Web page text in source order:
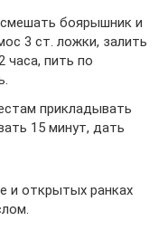
боярышник и
3 ст. ложки, залить
часа, пить по
прикладывать
15 минут, дать
и открытых ранках